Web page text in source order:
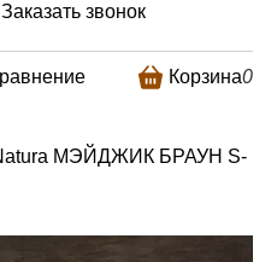
Заказать звонок
Корзина0
МЭЙДЖИК БРАУН S-